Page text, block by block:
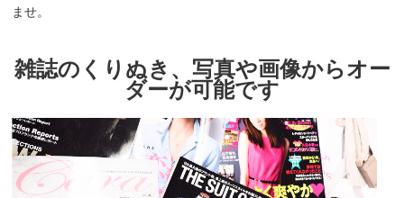
ませ。
雑誌のくりぬき、写真や画像からオー
ダーが可能です